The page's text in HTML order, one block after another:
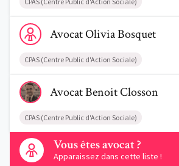
Voir le profil de AvocatOlivia Bosquet
AvocatOliviaBosquet
CPAS (Centre Public d'Action Sociale)
Voir le profil de AvocatBenoit Closson
AvocatBenoitClosson
CPAS (Centre Public d'Action Sociale)
Vous êtes avocat ?
Apparaissez dans cette liste !
Contactez-nous